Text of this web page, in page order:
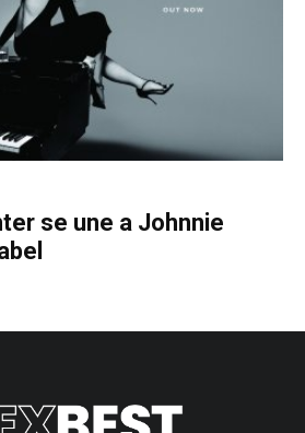
se une a Johnnie